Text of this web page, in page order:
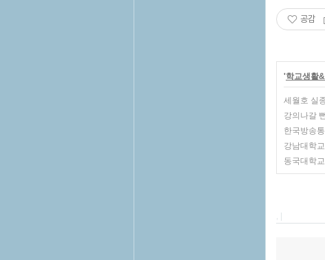
공감
'학교생활
세월호 실
강의나갈
한국방송
강남대학교
동국대학
, |